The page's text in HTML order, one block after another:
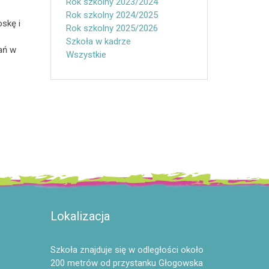
i
w
Rok szkolny 2024/2025
Rok szkolny 2025/2026
Szkoła w kadrze
Wszystkie
Lokalizacja
Szkoła znajduje się w odległości około
200 metrów od przystanku Głogowska